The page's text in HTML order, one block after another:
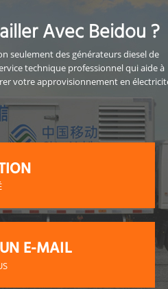
Avec Beidou ?
seulement des générateurs diesel de
technique professionnel qui aide à
votre approvisionnement en
E-MAIL
E-MAIL